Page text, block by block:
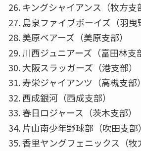
キングシャイアンス（牧方支
島泉ファイブボーイズ（羽曳
美原ベアーズ（美原支部）
川西ジュニアーズ（富田林支
大阪スラッガーズ（港支部）
寿栄ジャイアンツ（高槻支部）
西成銀河（西成支部）
春日ロジャース（茨木支部）
片山南少年野球部（吹田支部）
香里ヤングフェニックス（牧